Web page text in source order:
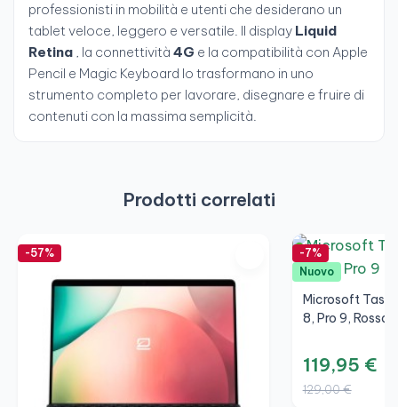
professionisti in mobilità e utenti che desiderano un
tablet veloce, leggero e versatile. Il display Liquid
Retina , la connettività 4G e la compatibilità con Apple
Pencil e Magic Keyboard lo trasformano in uno
strumento completo per lavorare, disegnare e fruire di
contenuti con la massima semplicità.
Prodotti correlati
-57%
-7%
Nuovo
Microsoft
8, Pro 9, Rossa,
119,95 €
129,00 €